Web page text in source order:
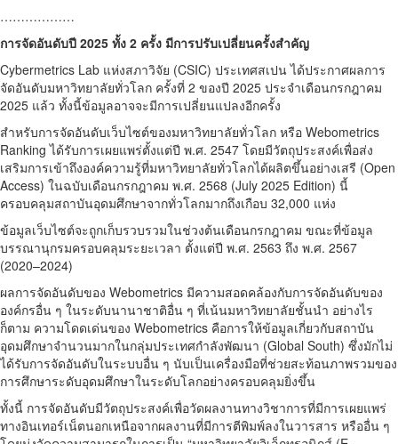
………………
การจัดอันดับปี 2025 ทั้ง 2 ครั้ง มีการปรับเปลี่ยนครั้งสำคัญ
Cybermetrics Lab แห่งสภาวิจัย (CSIC) ประเทศสเปน ได้ประกาศผลการ
จัดอันดับมหาวิทยาลัยทั่วโลก ครั้งที่ 2 ของปี 2025 ประจำเดือนกรกฎาคม
2025 แล้ว ทั้งนี้ข้อมูลอาจจะมีการเปลี่ยนแปลงอีกครั้ง
สำหรับการจัดอันดับเว็บไซต์ของมหาวิทยาลัยทั่วโลก หรือ Webometrics
Ranking ได้รับการเผยแพร่ตั้งแต่ปี พ.ศ. 2547 โดยมีวัตถุประสงค์เพื่อส่ง
เสริมการเข้าถึงองค์ความรู้ที่มหาวิทยาลัยทั่วโลกได้ผลิตขึ้นอย่างเสรี (Open
Access) ในฉบับเดือนกรกฎาคม พ.ศ. 2568 (July 2025 Edition) นี้
ครอบคลุมสถาบันอุดมศึกษาจากทั่วโลกมากถึงเกือบ 32,000 แห่ง
ข้อมูลเว็บไซต์จะถูกเก็บรวบรวมในช่วงต้นเดือนกรกฎาคม ขณะที่ข้อมูล
บรรณานุกรมครอบคลุมระยะเวลา ตั้งแต่ปี พ.ศ. 2563 ถึง พ.ศ. 2567
(2020–2024)
ผลการจัดอันดับของ Webometrics มีความสอดคล้องกับการจัดอันดับของ
องค์กรอื่น ๆ ในระดับนานาชาติอื่น ๆ ที่เน้นมหาวิทยาลัยชั้นนำ อย่างไร
ก็ตาม ความโดดเด่นของ Webometrics คือการให้ข้อมูลเกี่ยวกับสถาบัน
อุดมศึกษาจำนวนมากในกลุ่มประเทศกำลังพัฒนา (Global South) ซึ่งมักไม่
ได้รับการจัดอันดับในระบบอื่น ๆ นับเป็นเครื่องมือที่ช่วยสะท้อนภาพรวมของ
การศึกษาระดับอุดมศึกษาในระดับโลกอย่างครอบคลุมยิ่งขึ้น
ทั้งนี้ การจัดอันดับมีวัตถุประสงค์เพื่อวัดผลงานทางวิชาการที่มีการเผยแพร่
ทางอินเทอร์เน็ตนอกเหนือจากผลงานที่มีการตีพิมพ์ลงในวารสาร หรืออื่น ๆ